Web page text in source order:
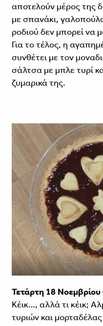
αποτελούν μέρος της
με σπανάκι,
ροδιού δεν μπορεί να
Για το τέλος, η
συνθέτει με τον
σάλτσα με μπλε τυρί
ζυμαρικά της.
Τετάρτη 18
Κέικ…, αλλά τι κέικ;
τυριών και